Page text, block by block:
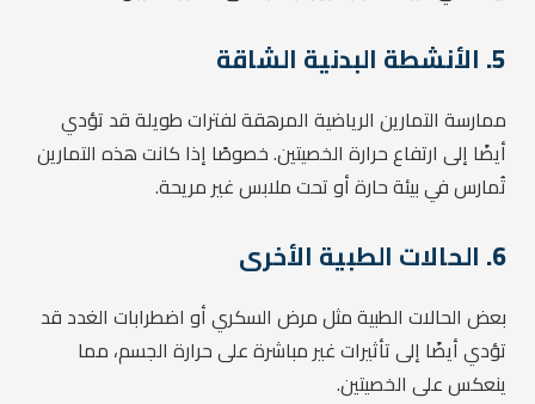
5. الأنشطة البدنية الشاقة
ممارسة التمارين الرياضية المرهقة لفترات طويلة قد تؤدي
أيضًا إلى ارتفاع حرارة الخصيتين. خصوصًا إذا كانت هذه التمارين
تُمارس في بيئة حارة أو تحت ملابس غير مريحة.
6. الحالات الطبية الأخرى
بعض الحالات الطبية مثل مرض السكري أو اضطرابات الغدد قد
تؤدي أيضًا إلى تأثيرات غير مباشرة على حرارة الجسم، مما
ينعكس على الخصيتين.